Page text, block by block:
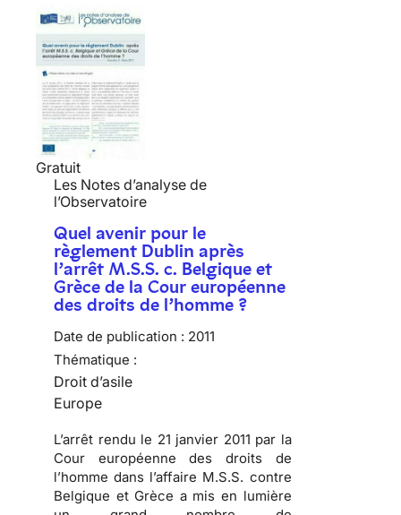
Gratuit
Les Notes d’analyse de
l’Observatoire
Quel avenir pour le
règlement Dublin après
l’arrêt M.S.S. c. Belgique et
Grèce de la Cour européenne
des droits de l’homme ?
Date de publication : 2011
Thématique :
Droit d’asile
Europe
L’arrêt rendu le 21 janvier 2011 par la
Cour européenne des droits de
l’homme dans l’affaire M.S.S. contre
Belgique et Grèce a mis en lumière